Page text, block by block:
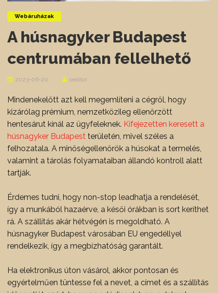
Webáruházak
A húsnagyker Budapest
centrumában fellelhető
2023-06-20 seditor
Mindenekelőtt azt kell megemlíteni a cégről, hogy
kizárólag prémium, nemzetközileg ellenőrzött
hentesárut kínál az ügyfeleknek. Kifejezetten keresett a
húsnagyker Budapest területén, mivel széles a
felhozatala. A minőségellenőrök a húsokat a termelés,
valamint a tárolás folyamataiban állandó kontroll alatt
tartják.
Érdemes tudni, hogy non-stop leadhatja a rendelését,
így a munkából hazaérve, a késői órákban is sort keríthet
rá. A szállítás akár hétvégén is megoldható. A
húsnagyker Budapest városában EU engedéllyel
rendelkezik, így a megbízhatóság garantált.
Ha elektronikus úton vásárol, akkor pontosan és
egyértelműen tüntesse fel a nevet, a címet és a szállítás